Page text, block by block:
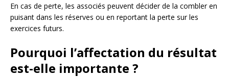
En cas de perte, les associés peuvent décider de la combler en
puisant dans les réserves ou en reportant la perte sur les
exercices futurs.
Pourquoi l’affectation du résultat
est-elle importante ?